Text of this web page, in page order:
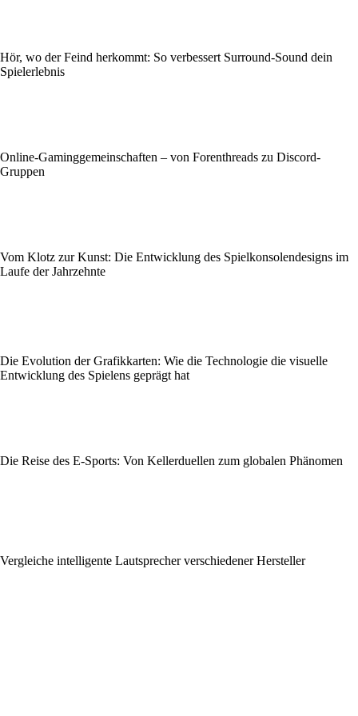
Hör, wo der Feind herkommt: So verbessert Surround-Sound dein
Spielerlebnis
Online-Gaminggemeinschaften – von Forenthreads zu Discord-
Gruppen
Vom Klotz zur Kunst: Die Entwicklung des Spielkonsolendesigns im
Laufe der Jahrzehnte
Die Evolution der Grafikkarten: Wie die Technologie die visuelle
Entwicklung des Spielens geprägt hat
Die Reise des E-Sports: Von Kellerduellen zum globalen Phänomen
Vergleiche intelligente Lautsprecher verschiedener Hersteller